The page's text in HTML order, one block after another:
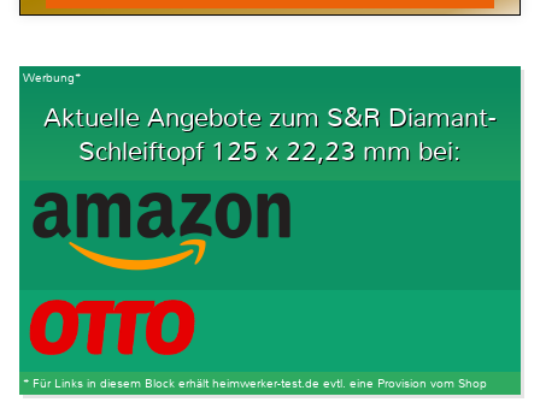
Werbung*
Aktuelle Angebote zum S&R Diamant-
Schleiftopf 125 x 22,23 mm bei:
* Für Links in diesem Block erhält heimwerker-test.de evtl. eine Provision vom Shop